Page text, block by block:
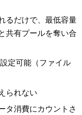
るだけで、最低容量
共有プールを奪い合
定可能（ファイル
られない
タ消費にカウントさ